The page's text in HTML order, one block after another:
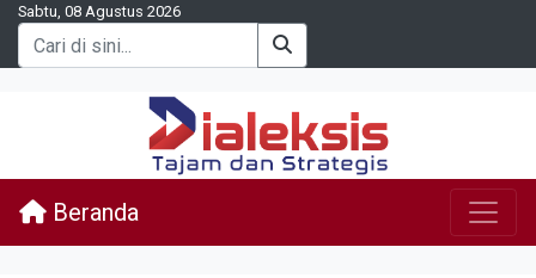
Sabtu, 08 Agustus 2026
Beranda